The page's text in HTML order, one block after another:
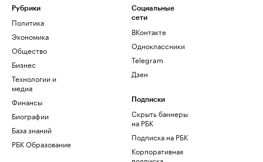
Рубрики
Политика
Экономика
Общество
Бизнес
Технологии и
медиа
Финансы
Биографии
База знаний
РБК Образование
Социальные
сети
ВКонтакте
Одноклассники
Telegram
Дзен
Подписки
Скрыть баннеры
на РБК
Подписка на РБК
Корпоративная